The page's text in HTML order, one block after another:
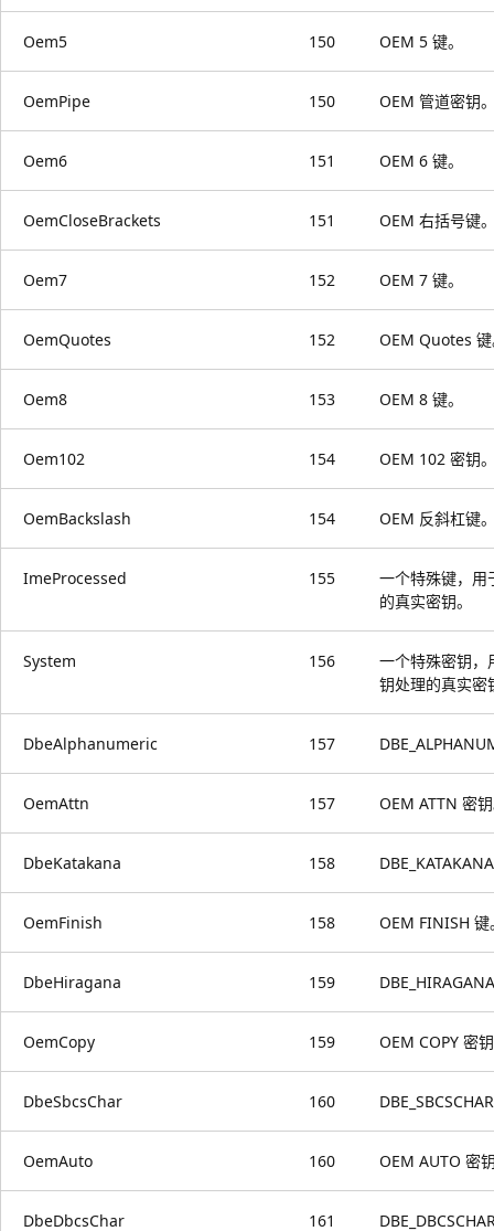
Oem5 150 OEM 5 键。
OemPipe 150 OEM 管道密钥
Oem6 151 OEM 6 键。
OemCloseBrackets 151 OEM 右括号键
Oem7 152 OEM 7 键。
OemQuotes 152 OEM Quotes
Oem8 153 OEM 8 键。
Oem102 154 OEM 102 密钥
OemBackslash 154 OEM 反斜杠键
ImeProcessed 155
一个特殊键，用
的真实密钥。
System 156
一个特殊密钥，
钥处理的真实密
DbeAlphanumeric 157
OemAttn 157 OEM ATTN 密
DbeKatakana 158
OemFinish 158 OEM FINISH 键
DbeHiragana 159
OemCopy 159 OEM COPY 密
DbeSbcsChar 160
OemAuto 160 OEM AUTO 密
DbeDbcsChar 161